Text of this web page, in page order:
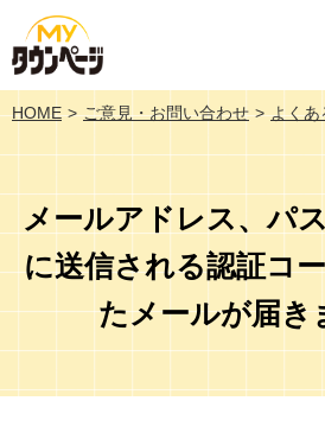
HOME ご意見・お問い合わせ よくあ
メールアドレス、パ
に送信される認証コ
たメールが届き